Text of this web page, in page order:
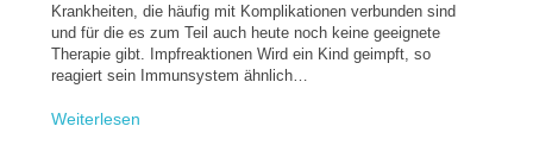
Krankheiten, die häufig mit Komplikationen verbunden sind
und für die es zum Teil auch heute noch keine geeignete
Therapie gibt. Impfreaktionen Wird ein Kind geimpft, so
reagiert sein Immunsystem ähnlich…
Weiterlesen